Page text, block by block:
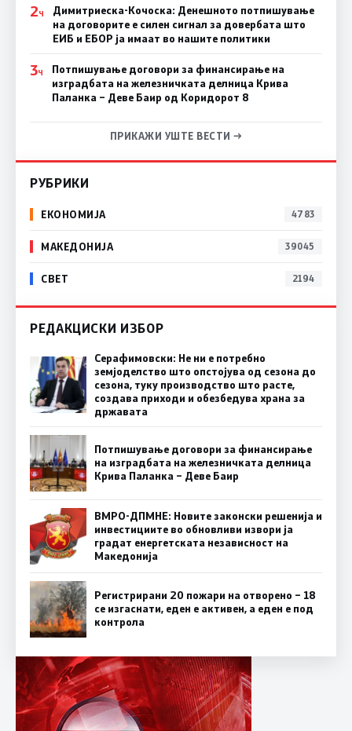
2Ч
Димитриеска-Кочоска: Денешното потпишување
на договорите е силен сигнал за довербата што
ЕИБ и ЕБОР ја имаат во нашите политики
3Ч
Потпишување договори за финансирање на
изградбата на железничката делница Крива
Паланка – Деве Баир од Коридорот 8
ПРИКАЖИ УШТЕ ВЕСТИ →
РУБРИКИ
ЕКОНОМИЈА 4783
МАКЕДОНИЈА 39045
СВЕТ 2194
РЕДАКЦИСКИ ИЗБОР
Серафимовски: Не ни е потребно
земјоделство што опстојува од сезона до
сезона, туку производство што расте,
создава приходи и обезбедува храна за
државата
Потпишување договори за финансирање
на изградбата на железничката делница
Крива Паланка – Деве Баир
ВМРО-ДПМНЕ: Новите законски решенија и
инвестициите во обновливи извори ја
градат енергетската независност на
Македонија
Регистрирани 20 пожари на отворено – 18
се изгаснати, еден е активен, а еден е под
контрола